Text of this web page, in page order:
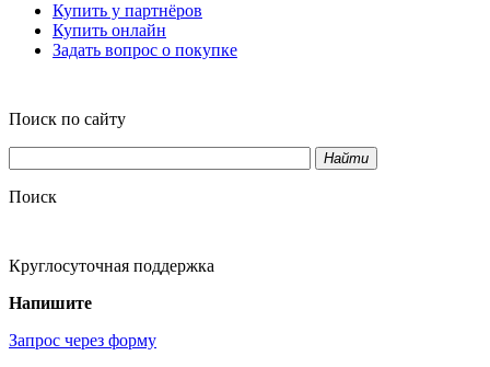
Купить у партнёров
Купить онлайн
Задать вопрос о покупке
Поиск по сайту
Найти
Поиск
Круглосуточная поддержка
Напишите
Запрос через форму